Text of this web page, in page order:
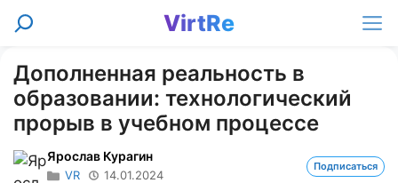
Перейти
VirtRe
Поиск
Дополненная реальность в
образовании: технологический
прорыв в учебном процессе
Ярослав Курагин
VR 14.01.2024
Подписаться